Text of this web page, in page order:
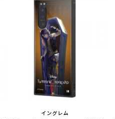
イングレム